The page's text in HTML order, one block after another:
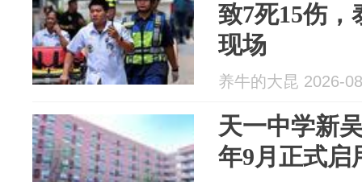
致7死15伤，
现场
养牛的大昆 2026-
天一中学新
年9月正式启